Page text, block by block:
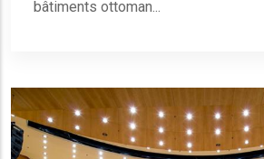
bâtiments ottoman...